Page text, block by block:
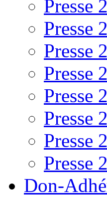
Presse
Presse
Presse
Presse
Presse
Presse
Presse
Presse
Don-